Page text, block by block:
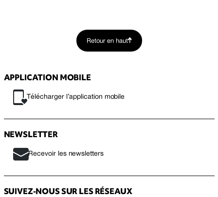
Retour en haut
APPLICATION MOBILE
Télécharger l’application mobile
NEWSLETTER
Recevoir les newsletters
SUIVEZ-NOUS SUR LES RÉSEAUX